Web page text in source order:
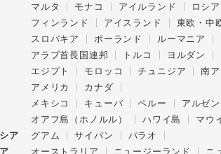
マルタ
モナコ アイルランド ロシア
フィンランド
アイスランド 東欧・中
スロバキア
ポーランド ルーマニア
アラブ首長国連邦 トルコ ヨルダン
エジプト モロッコ チュニジア 南
アメリカ
カナダ
メキシコ キューバ ペルー アルゼ
オアフ島（ホノルル） ハワイ島 マウ
ア
グアム サイパン
パラオ
オーストラリア ニュージーランド ニ